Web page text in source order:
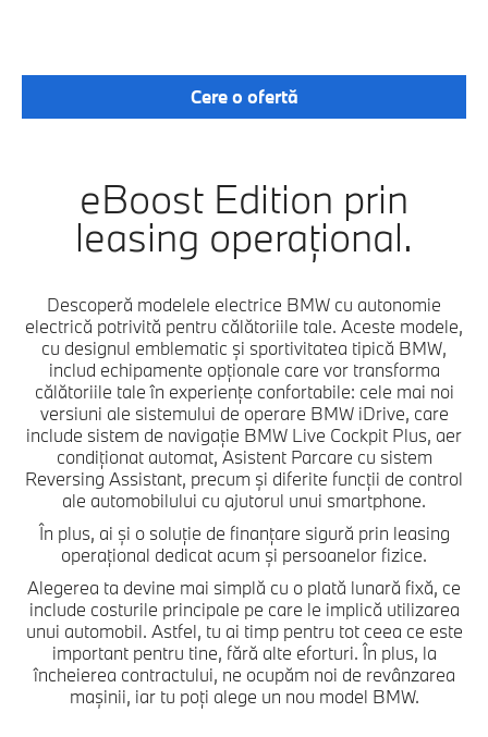
Cere o ofertă
eBoost Edition prin
leasing operaţional.
Descoperă modelele electrice BMW cu autonomie
electrică potrivită pentru călătoriile tale. Aceste modele,
cu designul emblematic și sportivitatea tipică BMW,
includ echipamente opţionale care vor transforma
călătoriile tale în experienţe confortabile: cele mai noi
versiuni ale sistemului de operare BMW iDrive, care
include sistem de navigaţie BMW Live Cockpit Plus, aer
condiţionat automat, Asistent Parcare cu sistem
Reversing Assistant, precum și diferite funcții de control
ale automobilului cu ajutorul unui smartphone.
În plus, ai şi o soluţie de finanţare sigură prin leasing
operaţional dedicat acum şi persoanelor fizice.
Alegerea ta devine mai simplă cu o plată lunară fixă, ce
include costurile principale pe care le implică utilizarea
unui automobil. Astfel, tu ai timp pentru tot ceea ce este
important pentru tine, fără alte eforturi. În plus, la
încheierea contractului, ne ocupăm noi de revânzarea
maşinii, iar tu poţi alege un nou model BMW.